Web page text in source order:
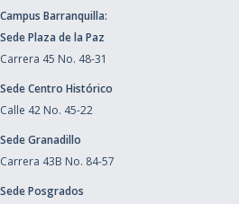
Campus Barranquilla:
Sede Plaza de la Paz
Carrera 45 No. 48-31
Sede Centro Histórico
Calle 42 No. 45-22
Sede Granadillo
Carrera 43B No. 84-57
Sede Posgrados